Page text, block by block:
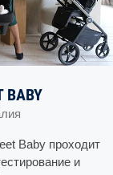
BABY
Baby проходит
и